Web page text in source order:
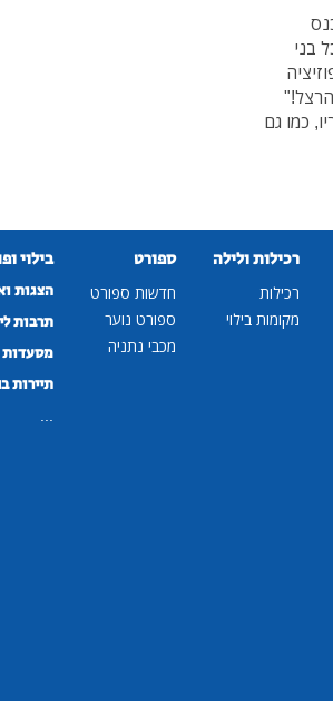
בני
הרצל!"
כמו גם
רכילות ולילה
רכילות
מקומות בילוי
ספורט
חדשות ספורט
ספורט נוער
מכבי נתניה
בילוי
הצגות
תרבות
מסעדות
תיירות
...